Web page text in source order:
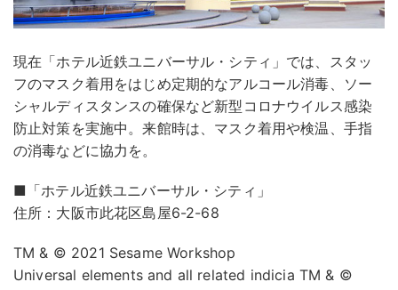
現在「ホテル近鉄ユニバーサル・シティ」では、スタッ
フのマスク着用をはじめ定期的なアルコール消毒、ソー
シャルディスタンスの確保など新型コロナウイルス感染
防止対策を実施中。来館時は、マスク着用や検温、手指
の消毒などに協力を。
■「ホテル近鉄ユニバーサル・シティ」
住所：大阪市此花区島屋6-2-68
TM & © 2021 Sesame Workshop
Universal elements and all related indicia TM & ©